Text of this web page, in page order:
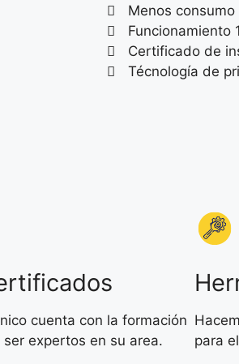
Menos consumo
Funcionamiento
Certificado de
Técnología de
cuenta con la formación
expertos en su area.
para